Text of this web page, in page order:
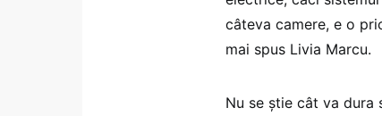
câteva camere, e o
mai spus Livia Marcu.
Nu se știe cât va